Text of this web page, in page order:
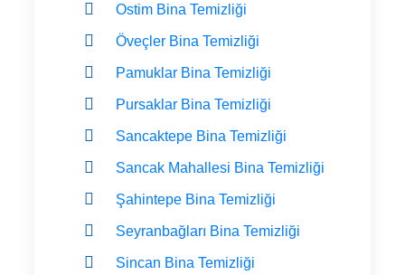
Ostim Bina Temizliği
Öveçler Bina Temizliği
Pamuklar Bina Temizliği
Pursaklar Bina Temizliği
Sancaktepe Bina Temizliği
Sancak Mahallesi Bina Temizliği
Şahintepe Bina Temizliği
Seyranbağları Bina Temizliği
Sincan Bina Temizliği